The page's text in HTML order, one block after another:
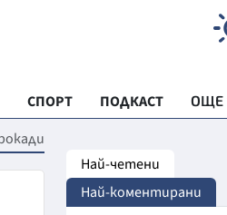
СПОРТ ПОДКАСТ ОЩЕ
"ЧУДЕСАТА НА БЪЛГАРИЯ"
Най-четени
Най-коментирани